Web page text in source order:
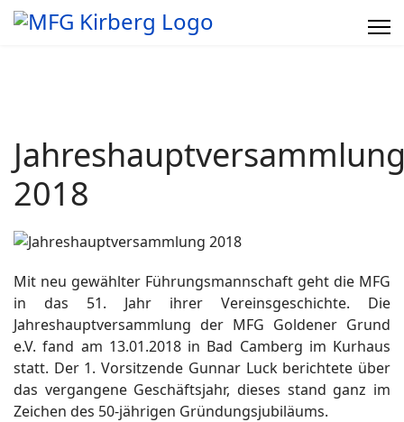
2018
Mit neu gewählter Führungsmannschaft geht die MFG
in das 51. Jahr ihrer Vereinsgeschichte. Die
Jahreshauptversammlung der MFG Goldener Grund
e.V. fand am 13.01.2018 in Bad Camberg im Kurhaus
statt. Der 1. Vorsitzende Gunnar Luck berichtete über
das vergangene Geschäftsjahr, dieses stand ganz im
Zeichen des 50-jährigen Gründungsjubiläums.